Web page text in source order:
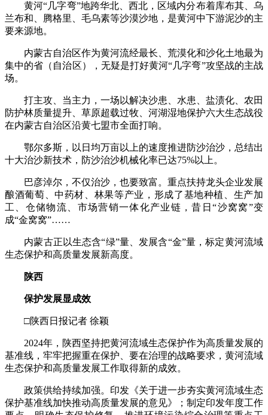
黄河“几字弯”地跨华北、西北，区域内分布着库布其、乌
兰布和、腾格里、毛乌素等沙漠沙地，是黄河中下游泥沙的主
要来源地。
内蒙古自治区作为黄河流经最长、荒漠化和沙化土地最为
集中的省（自治区），无疑是打好黄河“几字弯”攻坚战的主战
场。
打主攻、当主力，一场以解决沙患、水患、盐渍化、农田
防护林质量提升、草原超载过牧、河湖湿地保护六大生态战役
在内蒙古自治区沿黄七盟市全面打响。
鄂尔多斯，以日均万亩以上的速度推进防沙治沙，总结出
十大治沙新技术，防沙治沙机械化率已达75%以上。
巴彦淖尔，不仅治沙，也要致富。重点扶持龙头企业发展
酿酒葡萄、中药材、林果等产业，形成了基地种植、生产加
工、仓储物流、市场营销一体化产业链，昔日“沙窝窝”变
成“金窝窝”……
内蒙古正以生态含“绿”量、发展含“金”量，标定黄河流域
生态保护和高质量发展新高度。
陕西
保护发展显成效
□陕西日报记者 徐颖
2024年，陕西坚持把黄河流域生态保护作为高质量发展的
基准线，牢牢把握重在保护、要在治理的战略要求，黄河流域
生态保护和高质量发展工作取得新的成效。
政策供给持续加强。印发《关于进一步夯实黄河流域生态
保护基准线加快推动高质量发展的意见》；制定印发年度工作